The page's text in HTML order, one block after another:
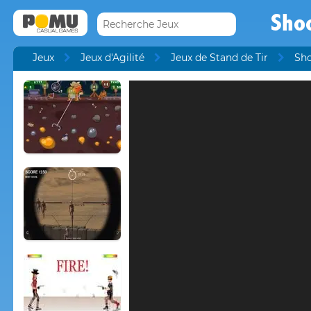
Jeux Jeux d'Agilité Jeux de Stand de Tir